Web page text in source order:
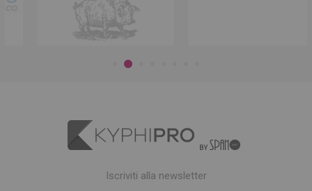
Iscriviti alla newsletter